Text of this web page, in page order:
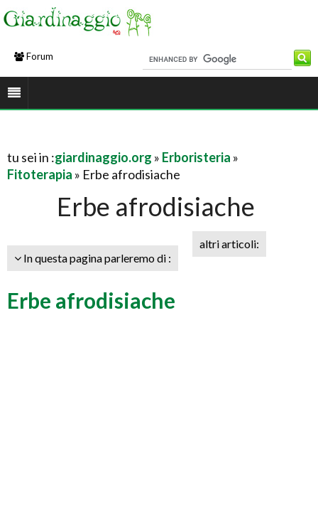
Forum
tu sei in :giardinaggio.org » Erboristeria »
Fitoterapia » Erbe afrodisiache
Erbe afrodisiache
In questa pagina parleremo di :
altri articoli:
Erbe afrodisiache